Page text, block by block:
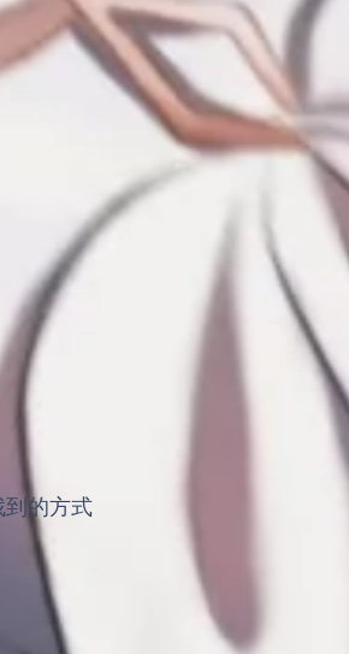
到的方式